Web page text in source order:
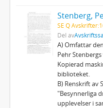
SE Q
Del av
A) Omfattar
Pehr
Kopierad
biblioteket.
B) Renskrift av
"Besynnerliga
upplevelser i